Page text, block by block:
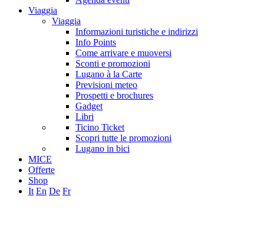
Viaggia
Viaggia
Informazioni turistiche e indirizzi
Info Points
Come arrivare e muoversi
Sconti e promozioni
Lugano à la Carte
Previsioni meteo
Prospetti e brochures
Gadget
Libri
Ticino Ticket
Scopri tutte le promozioni
Lugano in bici
MICE
Offerte
Shop
It En De Fr